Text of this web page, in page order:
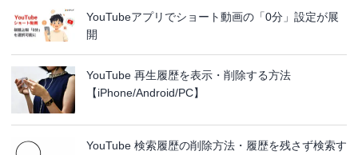
YouTubeアプリでショート動画の「0分」設定が展
開
YouTube 再生履歴を表示・削除する方法
【iPhone/Android/PC】
YouTube 検索履歴の削除方法・履歴を残さず検索す